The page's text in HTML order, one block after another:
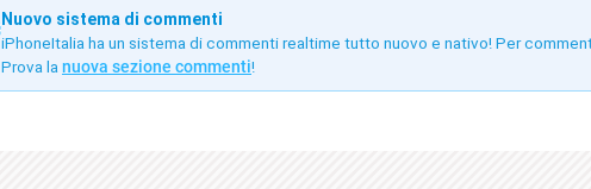
Nuovo sistema di commenti
iPhoneItalia ha un sistema di commenti realtime tutto nuovo e nativo! Per
Prova la nuova sezione commenti!